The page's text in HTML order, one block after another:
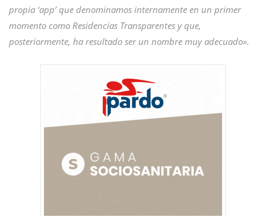
propia ‘app’ que denominamos internamente en un primer
momento como Residencias Transparentes y que,
posteriormente, ha resultado ser un nombre muy adecuado».